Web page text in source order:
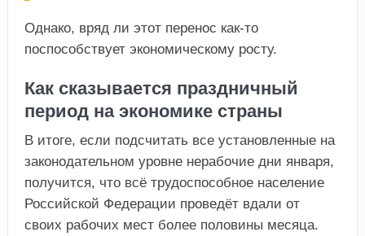
Однако, вряд ли этот перенос как-то
поспособствует экономическому росту.
Как сказывается праздничный
период на экономике страны
В итоге, если подсчитать все установленные на
законодательном уровне нерабочие дни января,
получится, что всё трудоспособное население
Российской Федерации проведёт вдали от
своих рабочих мест более половины месяца.